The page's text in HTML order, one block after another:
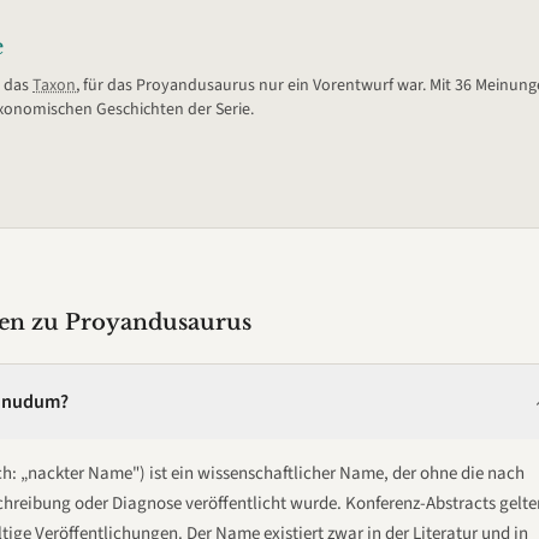
Taxon, für das Proyandusaurus nur ein Vorentwurf war. Mit 36
Geschichten der Serie.
zu Proyandusaurus
„nackter Name") ist ein wissenschaftlicher Name, der ohne die nach
oder Diagnose veröffentlicht wurde. Konferenz-Abstracts
Veröffentlichungen. Der Name existiert zwar in der Literatur und in